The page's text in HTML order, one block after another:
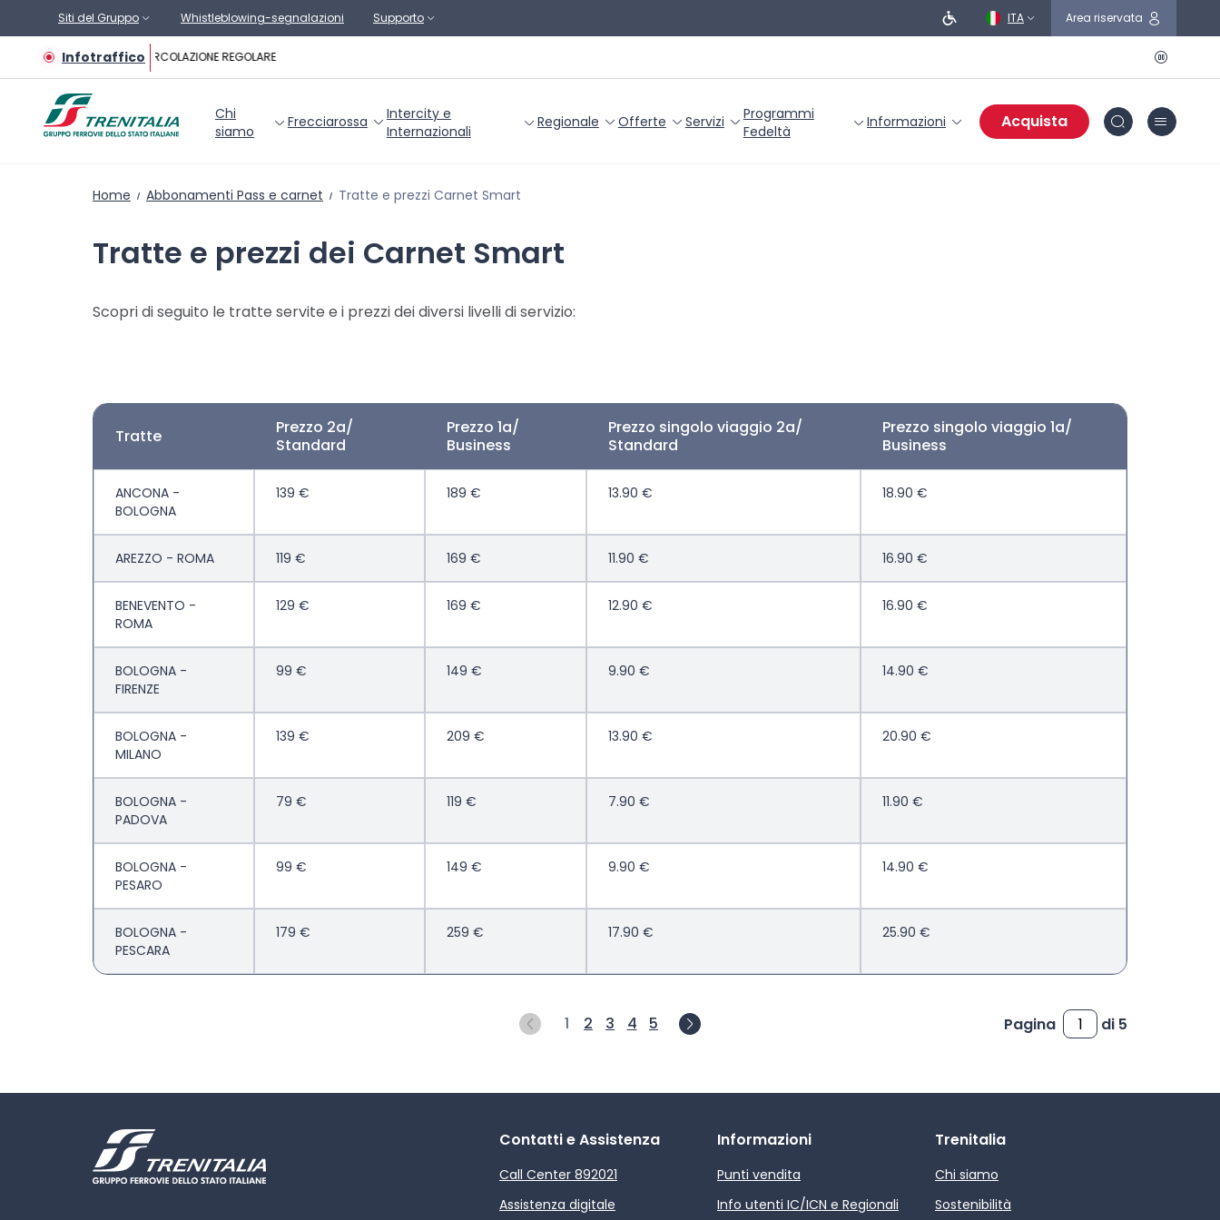
Vai al contenuto principale
Siti del Gruppo Whistleblowing-segnalazioni Supporto ITA Area riservata
InfotrafficoCIRCOLAZIONE REGOLARE
Chi
siamo
Frecciarossa
Intercity e
Internazionali
Regionale Offerte Servizi
Programmi
Fedeltà
Informazioni Acquista
Home Abbonamenti Pass e carnet Tratte e prezzi Carnet Smart
Tratte e prezzi dei Carnet Smart
Scopri di seguito le tratte servite e i prezzi dei diversi livelli di servizio:
Tratte
Prezzo 2a/
Standard
Prezzo 1a/
Business
Prezzo singolo viaggio 2a/
Standard
Prezzo singolo viaggio 1a/
Business
ANCONA -
BOLOGNA
139 € 189 € 13.90 € 18.90 €
AREZZO - ROMA 119 € 169 € 11.90 € 16.90 €
BENEVENTO -
ROMA
129 € 169 € 12.90 € 16.90 €
BOLOGNA -
FIRENZE
99 € 149 € 9.90 € 14.90 €
BOLOGNA -
MILANO
139 € 209 € 13.90 € 20.90 €
BOLOGNA -
PADOVA
79 € 119 € 7.90 € 11.90 €
BOLOGNA -
PESARO
99 € 149 € 9.90 € 14.90 €
BOLOGNA -
PESCARA
179 € 259 € 17.90 € 25.90 €
1 2 3 4 5 Pagina di 5
Contatti e Assistenza
Call Center 892021
Assistenza digitale
Informazioni
Punti vendita
Info utenti IC/ICN e Regionali
Trenitalia
Chi siamo
Sostenibilità